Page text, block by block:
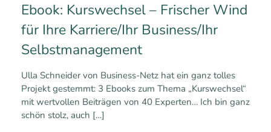
Ebook: Kurswechsel – Frischer Wind
für Ihre Karriere/Ihr Business/Ihr
Selbstmanagement
Ulla Schneider von Business-Netz hat ein ganz tolles
Projekt gestemmt: 3 Ebooks zum Thema „Kurswechsel“
mit wertvollen Beiträgen von 40 Experten… Ich bin ganz
schön stolz, auch […]